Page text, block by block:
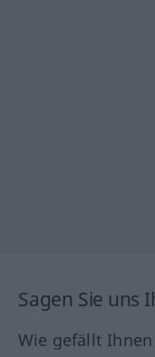
Sagen Sie uns
Wie gefällt